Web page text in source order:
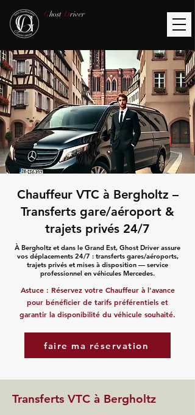
Ghost Driver
Chauffeur VTC à Bergholtz –
Transferts gare/aéroport &
trajets privés 24/7
À Bergholtz et dans le Grand Est, Ghost Driver assure
vos déplacements 24/7 : transferts gares/aéroports,
trajets privés et mises à disposition — service
professionnel en véhicules Mercedes.
Astuce : Réservez votre Chauffeur à l'avance
pour bénéficier de tarifs préférentiels et
garantir la disponibilité du véhicule souhaité.
faire ma réservation
Transferts VTC à Bergholtz